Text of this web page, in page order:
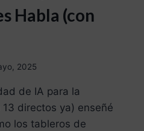
Habla (con
2025
de IA para la
directos ya) enseñé
los tableros de